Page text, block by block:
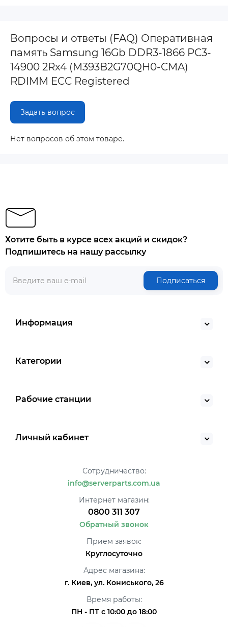
Вопросы и ответы (FAQ) Оперативная
память Samsung 16Gb DDR3-1866 PC3-
14900 2Rx4 (M393B2G70QH0-CMA)
RDIMM ECC Registered
Задать вопрос
Нет вопросов об этом товаре.
Хотите быть в курсе всех акций и скидок?
Подпишитесь на нашу рассылку
Подписаться
Информация
Категории
Рабочие станции
Личный кабинет
Сотрудничество:
info@serverparts.com.ua
Интернет магазин:
0800 311 307
Обратный звонок
Прием заявок:
Круглосуточно
Адрес магазина:
г. Киев, ул. Кониського, 26
Время работы:
ПН - ПТ с 10:00 до 18:00